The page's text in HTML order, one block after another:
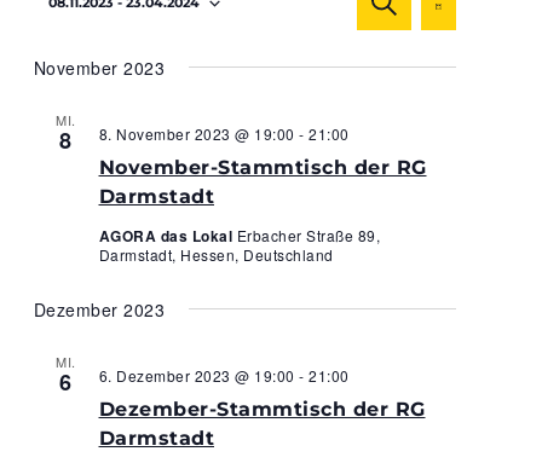
Suche
und
SUCHE
wählen.
November 2023
MI.
8
November-Stammtisch der RG
Darmstadt
8. November 2023 @ 19:00 - 21:00
AGORA das Lokal Erbacher Straße 89,
Darmstadt, Hessen, Deutschland
Dezember 2023
MI.
6
Dezember-Stammtisch der RG
Darmstadt
6. Dezember 2023 @ 19:00 - 21:00